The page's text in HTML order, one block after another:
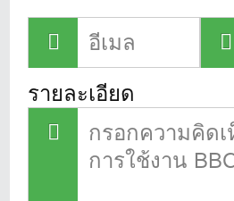
รายละเอียด